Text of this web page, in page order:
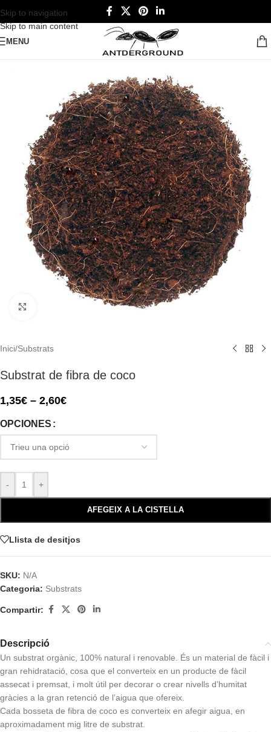
Skip to navigation
Skip to main content
MENU
Inici/Substrats
Substrat de fibra de coco
1,35€ – 2,60€
OPCIONES
- +
AFEGEIX A LA CISTELLA
Llista de desitjos
SKU: N/A
Categoria: Substrats
Compartir:
Descripció
Un substrat orgànic, 100% natural i renovable. És un material de fàcil i
gran rehidratació, cosa que el converteix en un producte de fàcil
assecat i premsat, i molt útil per decorar o crear nivells d’humitat
gràcies a la gran retenció de l’aigua que ofereix.
Cada bosseta de fibra de coco es converteix en afegir aigua, en
aproximadament mig litre de substrat.